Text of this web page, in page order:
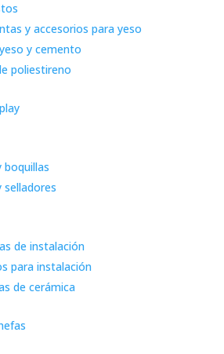
y accesorios para yeso
y cemento
poliestireno
boquillas
selladores
de instalación
para instalación
de cerámica